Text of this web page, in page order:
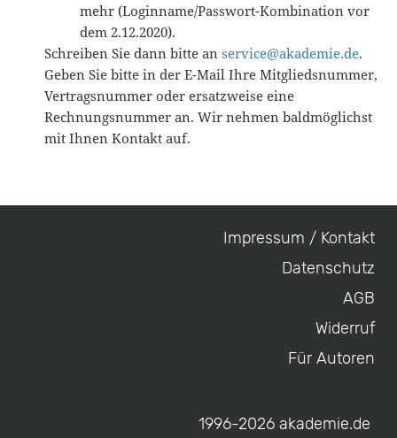
mehr (Loginname/Passwort-Kombination vor
dem 2.12.2020).
Schreiben Sie dann bitte an service@akademie.de.
Geben Sie bitte in der E-Mail Ihre Mitgliedsnummer,
Vertragsnummer oder ersatzweise eine
Rechnungsnummer an. Wir nehmen baldmöglichst
mit Ihnen Kontakt auf.
Impressum / Kontakt
Datenschutz
AGB
Widerruf
Für Autoren
1996-2026 akademie.de